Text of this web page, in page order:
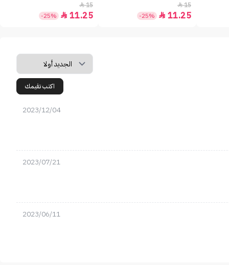
15

11.25

-25%
15

11.25

-25%
اكتب تقيمك
2023/12/04
2023/07/21
2023/06/11